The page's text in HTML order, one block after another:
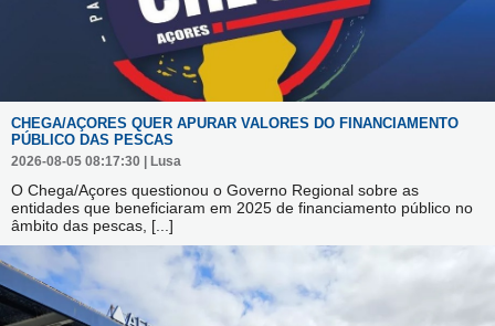
CHEGA/AÇORES QUER APURAR VALORES DO FINANCIAMENTO
PÚBLICO DAS PESCAS
2026-08-05 08:17:30 | Lusa
O Chega/Açores questionou o Governo Regional sobre as
entidades que beneficiaram em 2025 de financiamento público no
âmbito das pescas, [...]